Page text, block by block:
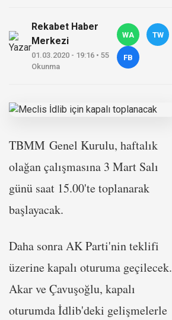
Rekabet Haber
Merkezi
01.03.2020 - 19:16 • 55
Okunma
WA TW
FB
TBMM Genel Kurulu, haftalık
olağan çalışmasına 3 Mart Salı
günü saat 15.00'te toplanarak
başlayacak.
Daha sonra AK Parti'nin teklifi
üzerine kapalı oturuma geçilecek.
Akar ve Çavuşoğlu, kapalı
oturumda İdlib'deki gelişmelerle